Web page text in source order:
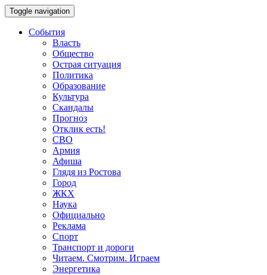
Toggle navigation
События
Власть
Общество
Острая ситуация
Политика
Образование
Культура
Скандалы
Прогноз
Отклик есть!
СВО
Армия
Афиша
Глядя из Ростова
Город
ЖКХ
Наука
Официально
Реклама
Спорт
Транспорт и дороги
Читаем. Смотрим. Играем
Энергетика